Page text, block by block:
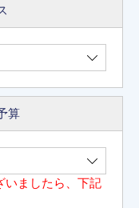
算
ましたら、下記